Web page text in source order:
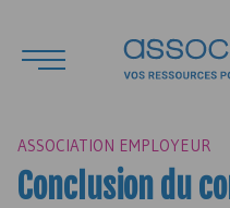
ASSOCIATION EMPLOYEUR
Conclusion du